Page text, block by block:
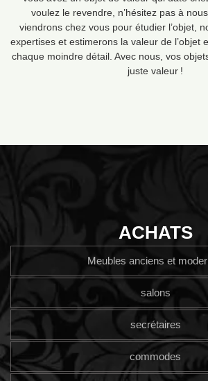
voulez le revendre, n’hésitez pas à
viendrons chez vous pour étudier l’objet,
expertises et estimerons la valeur de l’objet
chaque moindre détail. Avec nous, vos
juste valeur !
ACHATS
Meubles anciens et
salons
secrétaires
commodes